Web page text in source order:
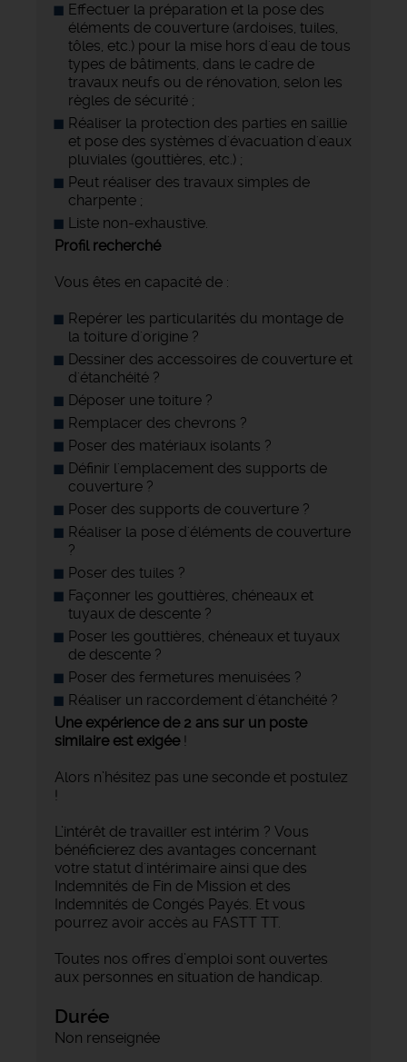
Effectuer la préparation et la pose des
éléments de couverture (ardoises, tuiles,
tôles, etc.) pour la mise hors d'eau de tous
types de bâtiments, dans le cadre de
travaux neufs ou de rénovation, selon les
règles de sécurité ;
Réaliser la protection des parties en saillie
et pose des systèmes d'évacuation d'eaux
pluviales (gouttières, etc.) ;
Peut réaliser des travaux simples de
charpente ;
Liste non-exhaustive.
Profil recherché
Vous êtes en capacité de :
Repérer les particularités du montage de
la toiture d'origine ?
Dessiner des accessoires de couverture et
d'étanchéité ?
Déposer une toiture ?
Remplacer des chevrons ?
Poser des matériaux isolants ?
Définir l'emplacement des supports de
couverture ?
Poser des supports de couverture ?
Réaliser la pose d'éléments de couverture
?
Poser des tuiles ?
Façonner les gouttières, chéneaux et
tuyaux de descente ?
Poser les gouttières, chéneaux et tuyaux
de descente ?
Poser des fermetures menuisées ?
Réaliser un raccordement d'étanchéité ?
Une expérience de 2 ans sur un poste
similaire est exigée!
Alors n’hésitez pas une seconde et postulez
!
L’intérêt de travailler est intérim ? Vous
bénéficierez des avantages concernant
votre statut d'intérimaire ainsi que des
Indemnités de Fin de Mission et des
Indemnités de Congés Payés. Et vous
pourrez avoir accès au FASTT TT.
Toutes nos offres d’emploi sont ouvertes
aux personnes en situation de handicap.
Durée
Non renseignée